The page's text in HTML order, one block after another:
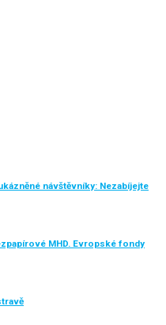
návštěvníky: Nezabíjejte
MHD. Evropské fondy